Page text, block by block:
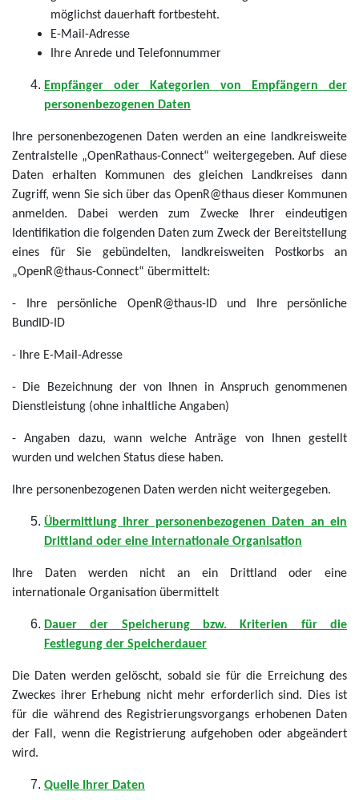
möglichst dauerhaft fortbesteht.
E-Mail-Adresse
Ihre Anrede und Telefonnummer
Empfänger oder Kategorien von Empfängern der
personenbezogenen Daten
Ihre personenbezogenen Daten werden an eine landkreisweite
Zentralstelle „OpenRathaus-Connect“ weitergegeben. Auf diese
Daten erhalten Kommunen des gleichen Landkreises dann
Zugriff, wenn Sie sich über das OpenR@thaus dieser Kommunen
anmelden. Dabei werden zum Zwecke Ihrer eindeutigen
Identifikation die folgenden Daten zum Zweck der Bereitstellung
eines für Sie gebündelten, landkreisweiten Postkorbs an
„OpenR@thaus-Connect“ übermittelt:
- Ihre persönliche OpenR@thaus-ID und Ihre persönliche
BundID-ID
- Ihre E-Mail-Adresse
- Die Bezeichnung der von Ihnen in Anspruch genommenen
Dienstleistung (ohne inhaltliche Angaben)
- Angaben dazu, wann welche Anträge von Ihnen gestellt
wurden und welchen Status diese haben.
Ihre personenbezogenen Daten werden nicht weitergegeben.
Übermittlung Ihrer personenbezogenen Daten an ein
Drittland oder eine internationale Organisation
Ihre Daten werden nicht an ein Drittland oder eine
internationale Organisation übermittelt
Dauer der Speicherung bzw. Kriterien für die
Festlegung der Speicherdauer
Die Daten werden gelöscht, sobald sie für die Erreichung des
Zweckes ihrer Erhebung nicht mehr erforderlich sind. Dies ist
für die während des Registrierungsvorgangs erhobenen Daten
der Fall, wenn die Registrierung aufgehoben oder abgeändert
wird.
Quelle Ihrer Daten